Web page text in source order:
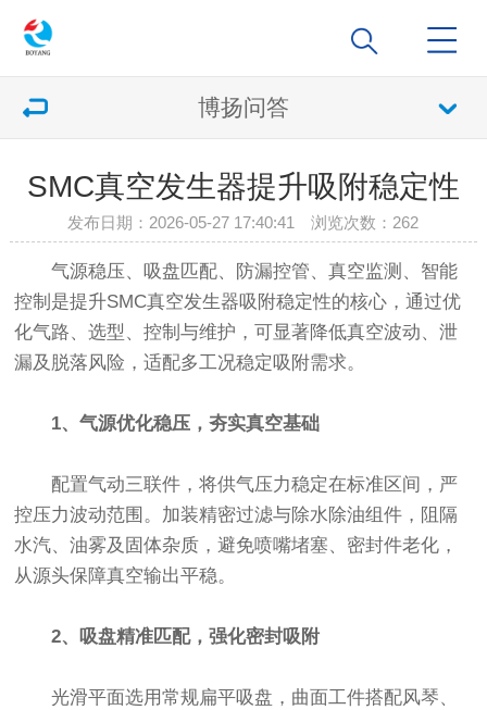
博扬问答
SMC真空发生器提升吸附稳定性
发布日期：2026-05-27 17:40:41 浏览次数： 262
气源稳压、吸盘匹配、防漏控管、真空监测、智能
控制是提升SMC真空发生器吸附稳定性的核心，通过优
化气路、选型、控制与维护，可显著降低真空波动、泄
漏及脱落风险，适配多工况稳定吸附需求。
1、气源优化稳压，夯实真空基础
配置气动三联件，将供气压力稳定在标准区间，严
控压力波动范围。加装精密过滤与除水除油组件，阻隔
水汽、油雾及固体杂质，避免喷嘴堵塞、密封件老化，
从源头保障真空输出平稳。
2、吸盘精准匹配，强化密封吸附
光滑平面选用常规扁平吸盘，曲面工件搭配风琴、